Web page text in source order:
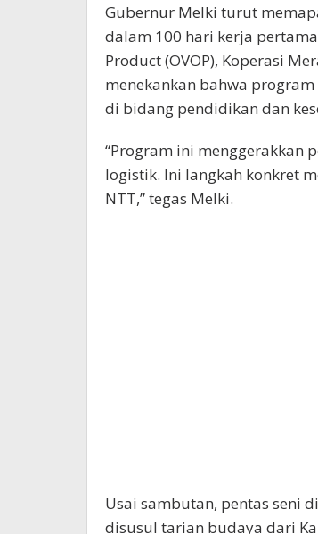
Gubernur Melki turut
dalam 100 hari kerja
Product (OVOP), Koperasi
menekankan bahwa
di bidang pendidikan dan
“Program ini menggerakkan
logistik. Ini langkah konkret
NTT,” tegas Melki.
Usai sambutan, pentas seni
disusul tarian budaya dari